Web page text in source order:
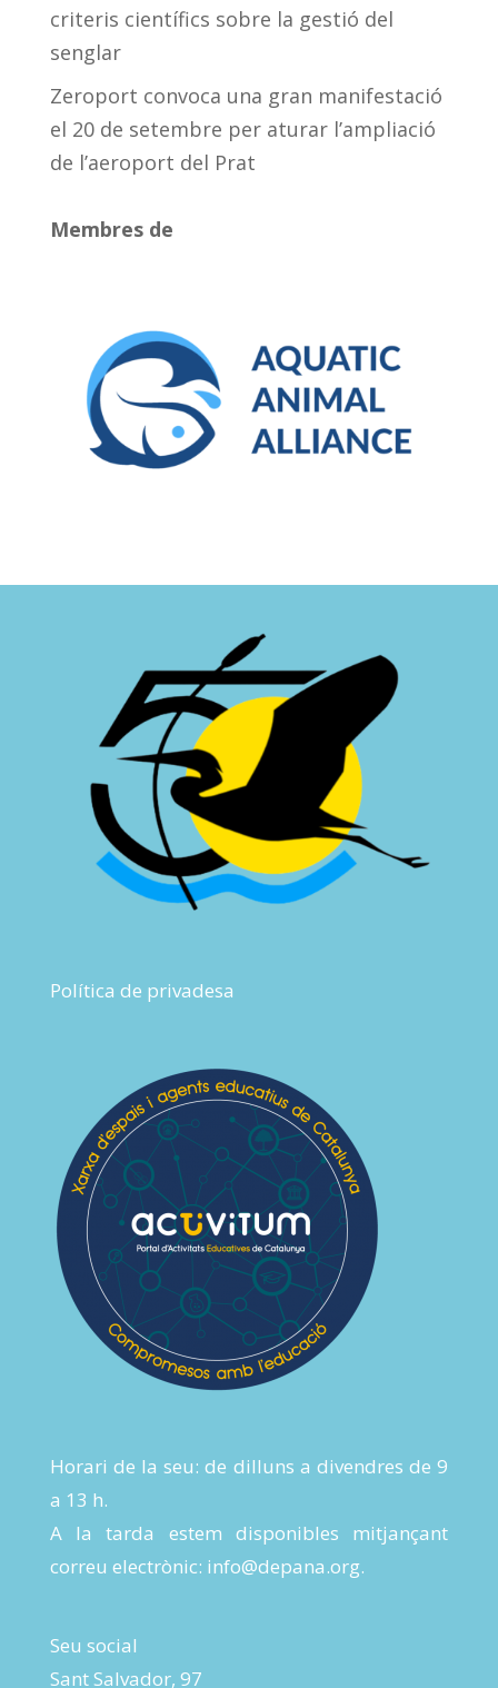
criteris científics sobre la gestió del
senglar
Zeroport convoca una gran manifestació
el 20 de setembre per aturar l’ampliació
de l’aeroport del Prat
Membres de
Política de privadesa
Horari de la seu: de dilluns a divendres de 9
a 13 h.
A la tarda estem disponibles mitjançant
correu electrònic: info@depana.org.
Seu social
Sant Salvador, 97